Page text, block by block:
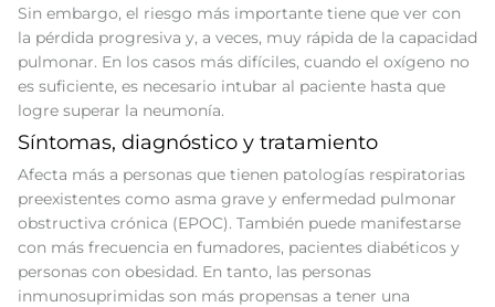
Sin embargo, el riesgo más importante tiene que ver con
la pérdida progresiva y, a veces, muy rápida de la capacidad
pulmonar. En los casos más difíciles, cuando el oxígeno no
es suficiente, es necesario intubar al paciente hasta que
logre superar la neumonía.
Síntomas, diagnóstico y tratamiento
Afecta más a personas que tienen patologías respiratorias
preexistentes como asma grave y enfermedad pulmonar
obstructiva crónica (EPOC). También puede manifestarse
con más frecuencia en fumadores, pacientes diabéticos y
personas con obesidad. En tanto, las personas
inmunosuprimidas son más propensas a tener una